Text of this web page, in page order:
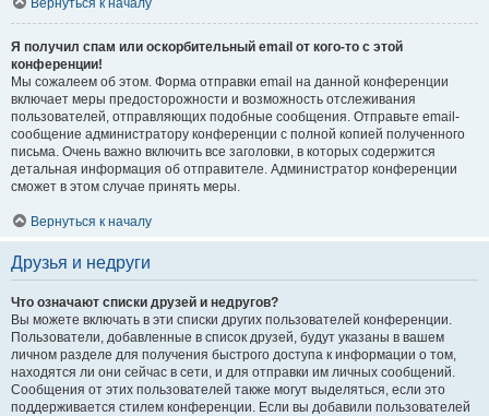
Вернуться к началу
Я получил спам или оскорбительный email от кого-то с этой
конференции!
Мы сожалеем об этом. Форма отправки email на данной конференции
включает меры предосторожности и возможность отслеживания
пользователей, отправляющих подобные сообщения. Отправьте email-
сообщение администратору конференции с полной копией полученного
письма. Очень важно включить все заголовки, в которых содержится
детальная информация об отправителе. Администратор конференции
сможет в этом случае принять меры.
Вернуться к началу
Друзья и недруги
Что означают списки друзей и недругов?
Вы можете включать в эти списки других пользователей конференции.
Пользователи, добавленные в список друзей, будут указаны в вашем
личном разделе для получения быстрого доступа к информации о том,
находятся ли они сейчас в сети, и для отправки им личных сообщений.
Сообщения от этих пользователей также могут выделяться, если это
поддерживается стилем конференции. Если вы добавили пользователей